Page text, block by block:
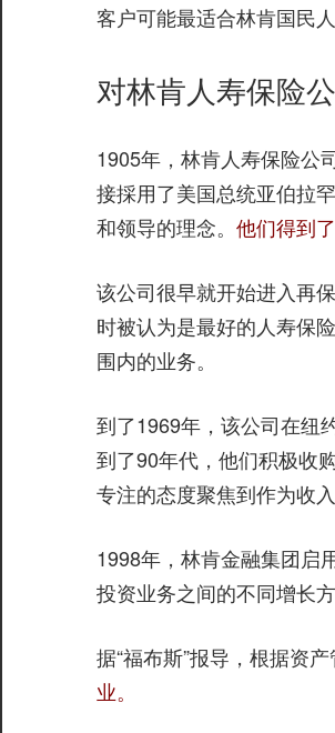
客户可能最适合林肯国民人
对林肯人寿保险
1905年，林肯人寿保险公
接採用了美国总统亚伯拉
和领导的理念。 他们得到
该公司很早就开始进入再
时被认为是最好的人寿保
围内的业务。
到了1969年，该公司在纽
到了90年代，他们积极收
专注的态度聚焦到作为收
1998年，林肯金融集团启
投资业务之间的不同增长方
据“福布斯”报导，根据资产
业。